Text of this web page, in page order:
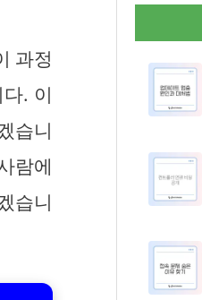
과정
. 이
습니
람에
습니